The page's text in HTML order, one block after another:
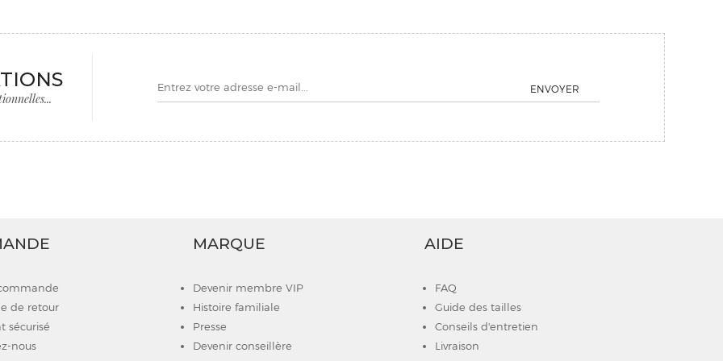
ENVOYER
de retour
sécurisé
nous
MARQUE
Devenir membre VIP
Histoire familiale
Presse
Devenir conseillère
AIDE
FAQ
Guide des tailles
Conseils d'entretien
Livraison